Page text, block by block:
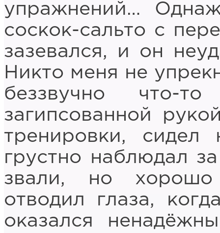
упражнений…
соскок-сальто с
зазевался, и он
Никто меня не
беззвучно что­-
загипсованной
тренировки,
грустно наблюдал
звали, но
отводил глаза,
оказался